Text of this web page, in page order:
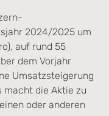
2024/2025 um
auf rund 55
dem Vorjahr
Umsatzsteigerung
macht die Aktie zu
oder anderen